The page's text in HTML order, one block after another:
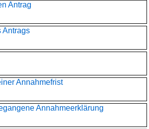
Antrag
Antrags
Annahmefrist
Annahmeerklärung